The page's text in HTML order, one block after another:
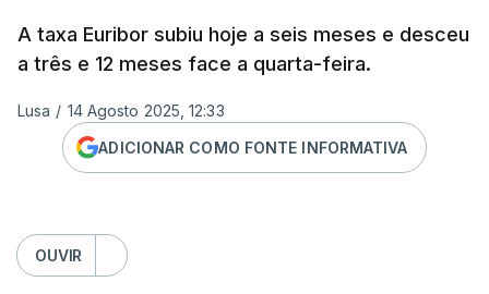
A taxa Euribor subiu hoje a seis meses e desceu
a três e 12 meses face a quarta-feira.
Lusa / 14 Agosto 2025, 12:33
ADICIONAR COMO FONTE INFORMATIVA
OUVIR